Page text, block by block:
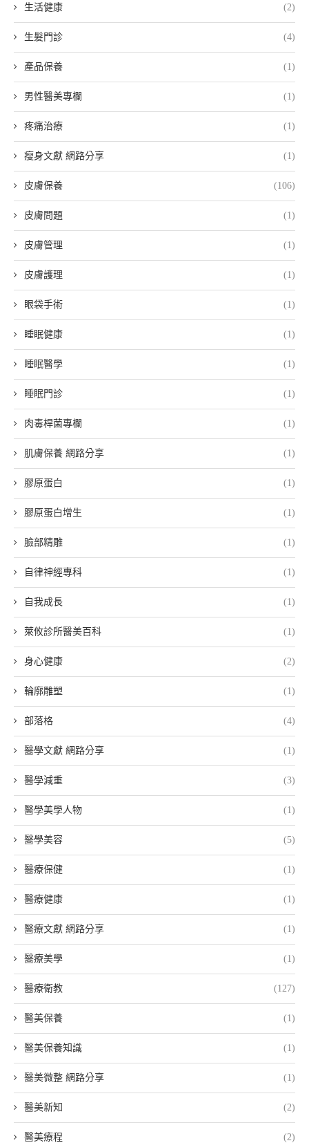
生活健康 (2)
生髮門診 (4)
產品保養 (1)
男性醫美專欄 (1)
疼痛治療 (1)
瘦身文獻 網路分享 (1)
皮膚保養 (106)
皮膚問題 (1)
皮膚管理 (1)
皮膚護理 (1)
眼袋手術 (1)
睡眠健康 (1)
睡眠醫學 (1)
睡眠門診 (1)
肉毒桿菌專欄 (1)
肌膚保養 網路分享 (1)
膠原蛋白 (1)
膠原蛋白增生 (1)
臉部精雕 (1)
自律神經專科 (1)
自我成長 (1)
萊攸診所醫美百科 (1)
身心健康 (2)
輪廓雕塑 (1)
部落格 (4)
醫學文獻 網路分享 (1)
醫學減重 (3)
醫學美學人物 (1)
醫學美容 (5)
醫療保健 (1)
醫療健康 (1)
醫療文獻 網路分享 (1)
醫療美學 (1)
醫療衛教 (127)
醫美保養 (1)
醫美保養知識 (1)
醫美微整 網路分享 (1)
醫美新知 (2)
醫美療程 (2)